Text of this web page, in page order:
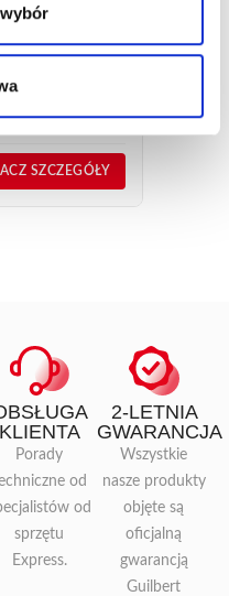
stali nierdzewnej,
SZCZEGÓŁY
KLIENTA
Porady
od
od
sprzętu
Express.
2-LETNIA
GWARANCJA
Wszystkie
nasze produkty
objęte są
oficjalną
gwarancją
Guilbert